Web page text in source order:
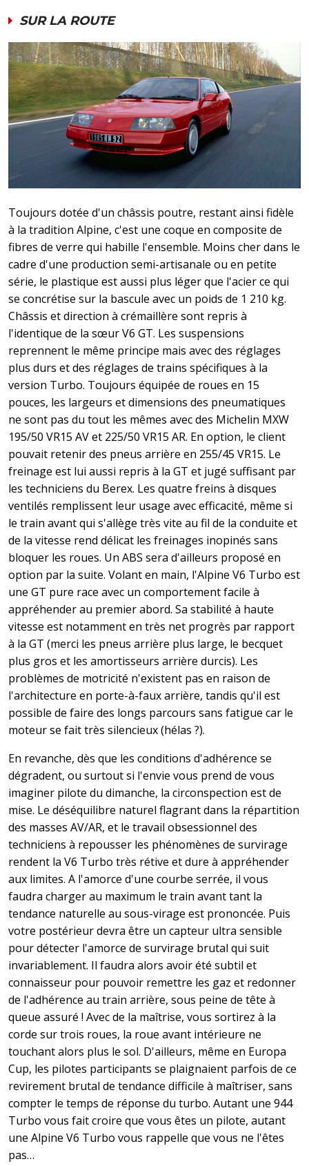
SUR LA ROUTE
Toujours dotée d'un châssis poutre, restant ainsi fidèle
à la tradition Alpine, c'est une coque en composite de
fibres de verre qui habille l'ensemble. Moins cher dans le
cadre d'une production semi-artisanale ou en petite
série, le plastique est aussi plus léger que l'acier ce qui
se concrétise sur la bascule avec un poids de 1 210 kg.
Châssis et direction à crémaillère sont repris à
l'identique de la sœur V6 GT. Les suspensions
reprennent le même principe mais avec des réglages
plus durs et des réglages de trains spécifiques à la
version Turbo. Toujours équipée de roues en 15
pouces, les largeurs et dimensions des pneumatiques
ne sont pas du tout les mêmes avec des Michelin MXW
195/50 VR15 AV et 225/50 VR15 AR. En option, le client
pouvait retenir des pneus arrière en 255/45 VR15. Le
freinage est lui aussi repris à la GT et jugé suffisant par
les techniciens du Berex. Les quatre freins à disques
ventilés remplissent leur usage avec efficacité, même si
le train avant qui s'allège très vite au fil de la conduite et
de la vitesse rend délicat les freinages inopinés sans
bloquer les roues. Un ABS sera d'ailleurs proposé en
option par la suite. Volant en main, l'Alpine V6 Turbo est
une GT pure race avec un comportement facile à
appréhender au premier abord. Sa stabilité à haute
vitesse est notamment en très net progrès par rapport
à la GT (merci les pneus arrière plus large, le becquet
plus gros et les amortisseurs arrière durcis). Les
problèmes de motricité n'existent pas en raison de
l'architecture en porte-à-faux arrière, tandis qu'il est
possible de faire des longs parcours sans fatigue car le
moteur se fait très silencieux (hélas ?).
En revanche, dès que les conditions d'adhérence se
dégradent, ou surtout si l'envie vous prend de vous
imaginer pilote du dimanche, la circonspection est de
mise. Le déséquilibre naturel flagrant dans la répartition
des masses AV/AR, et le travail obsessionnel des
techniciens à repousser les phénomènes de survirage
rendent la V6 Turbo très rétive et dure à appréhender
aux limites. A l'amorce d'une courbe serrée, il vous
faudra charger au maximum le train avant tant la
tendance naturelle au sous-virage est prononcée. Puis
votre postérieur devra être un capteur ultra sensible
pour détecter l'amorce de survirage brutal qui suit
invariablement. Il faudra alors avoir été subtil et
connaisseur pour pouvoir remettre les gaz et redonner
de l'adhérence au train arrière, sous peine de tête à
queue assuré ! Avec de la maîtrise, vous sortirez à la
corde sur trois roues, la roue avant intérieure ne
touchant alors plus le sol. D'ailleurs, même en Europa
Cup, les pilotes participants se plaignaient parfois de ce
revirement brutal de tendance difficile à maîtriser, sans
compter le temps de réponse du turbo. Autant une 944
Turbo vous fait croire que vous êtes un pilote, autant
une Alpine V6 Turbo vous rappelle que vous ne l'êtes
pas…